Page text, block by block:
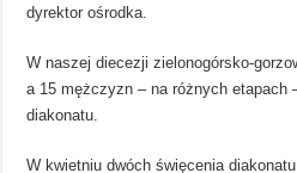
dyrektor ośrodka.
W naszej diecezji zielonogórsko-
a 15 mężczyzn – na różnych etapach
diakonatu.
W kwietniu dwóch święcenia